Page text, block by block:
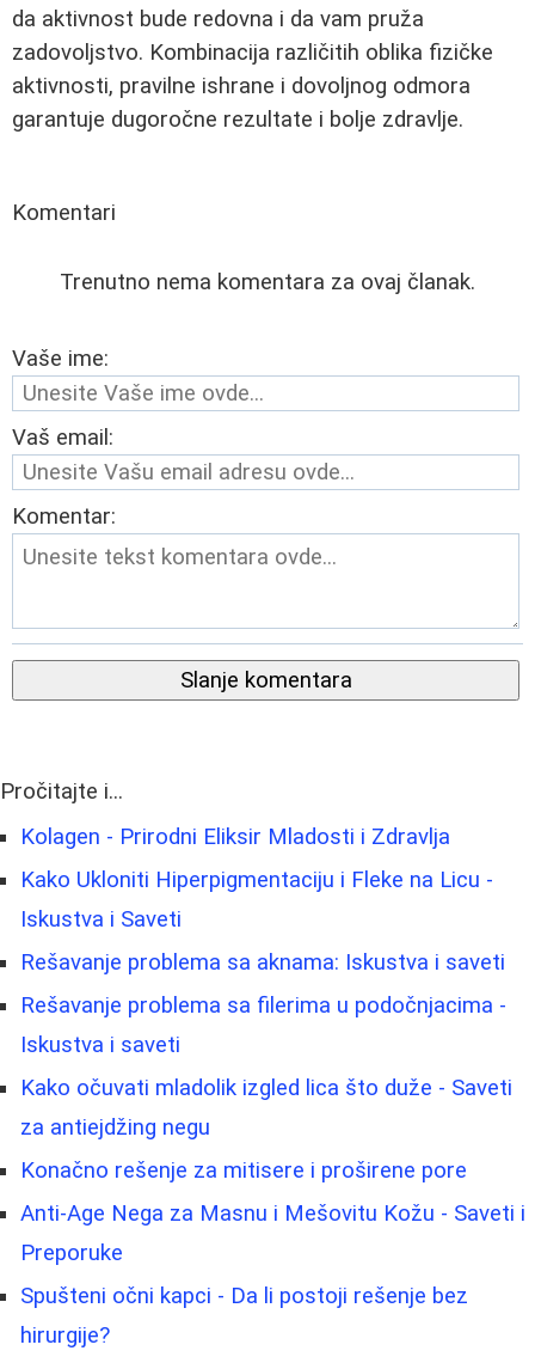
da aktivnost bude redovna i da vam pruža
zadovoljstvo. Kombinacija različitih oblika fizičke
aktivnosti, pravilne ishrane i dovoljnog odmora
garantuje dugoročne rezultate i bolje zdravlje.
Komentari
Trenutno nema komentara za ovaj članak.
Vaše ime:
Vaš email:
Komentar:
Slanje komentara
Pročitajte i...
Kolagen - Prirodni Eliksir Mladosti i Zdravlja
Kako Ukloniti Hiperpigmentaciju i Fleke na Licu -
Iskustva i Saveti
Rešavanje problema sa aknama: Iskustva i saveti
Rešavanje problema sa filerima u podočnjacima -
Iskustva i saveti
Kako očuvati mladolik izgled lica što duže - Saveti
za antiejdžing negu
Konačno rešenje za mitisere i proširene pore
Anti-Age Nega za Masnu i Mešovitu Kožu - Saveti i
Preporuke
Spušteni očni kapci - Da li postoji rešenje bez
hirurgije?